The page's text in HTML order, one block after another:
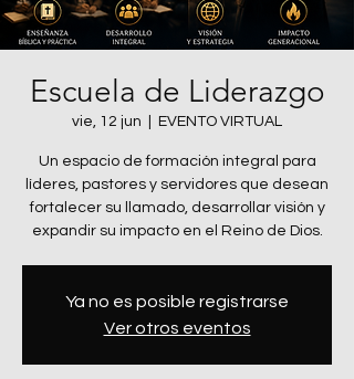
Escuela de Liderazgo
vie, 12 jun EVENTO VIRTUAL
Un espacio de formación integral para
líderes, pastores y servidores que desean
fortalecer su llamado, desarrollar visión y
expandir su impacto en el Reino de Dios.
Ya no es posible registrarse
Ver otros eventos